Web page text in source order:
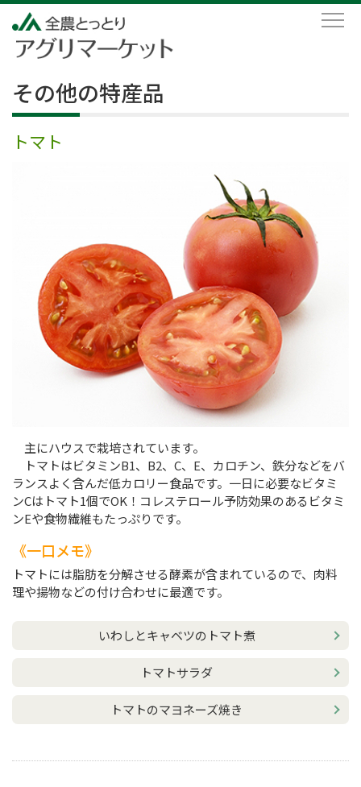
その他の特産品
トマト
主にハウスで栽培されています。
トマトはビタミンB1、B2、C、E、カロチン、鉄分などをバ
ランスよく含んだ低カロリー食品です。一日に必要なビタミ
ンCはトマト1個でOK！コレステロール予防効果のあるビタミ
ンEや食物繊維もたっぷりです。
一口メモ
トマトには脂肪を分解させる酵素が含まれているので、肉料
理や揚物などの付け合わせに最適です。
いわしとキャベツのトマト煮
トマトサラダ
トマトのマヨネーズ焼き